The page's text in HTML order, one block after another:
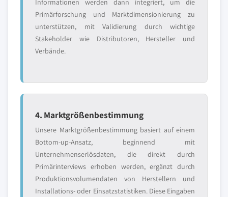
Informationen werden dann integriert, um die
Primärforschung und Marktdimensionierung zu
unterstützen, mit Validierung durch wichtige
Stakeholder wie Distributoren, Hersteller und
Verbände.
4. Marktgrößenbestimmung
Unsere Marktgrößenbestimmung basiert auf einem
Bottom-up-Ansatz, beginnend mit
Unternehmenserlösdaten, die direkt durch
Primärinterviews erhoben werden, ergänzt durch
Produktionsvolumendaten von Herstellern und
Installations- oder Einsatzstatistiken. Diese Eingaben